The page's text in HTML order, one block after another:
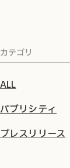
カテゴリ
ALL
パブリシティ
プレスリリース